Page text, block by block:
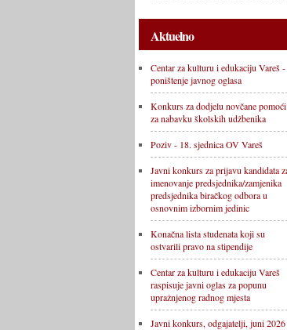
Aktuelno
Centar za kulturu i edukaciju Vareš -
poništenje javnog oglasa
Konkurs za dodjelu novčane pomoći
za nabavku školskih udžbenika
Poziv - 18. sjednica OV Vareš
Javni konkurs za prijavu kandidata
imenovanje predsjednika/zamjenika
predsjednika biračkog odbora u
osnovnim izbornim jedinic
Konačna lista studenata koji su
ostvarili pravo na stipendije
Centar za kulturu i edukaciju Vareš
raspisuje javni oglas za popunu
upražnjenog radnog mjesta
Javni konkurs, odgajatelji, juni 2026